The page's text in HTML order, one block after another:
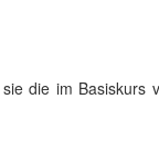
die im